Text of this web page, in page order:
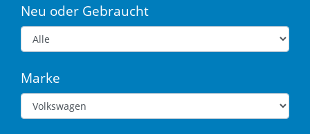
Neu oder Gebraucht
Marke